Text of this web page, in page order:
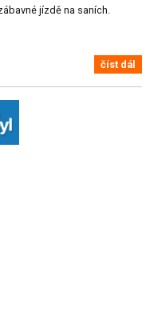
jízdě na saních.
číst dál